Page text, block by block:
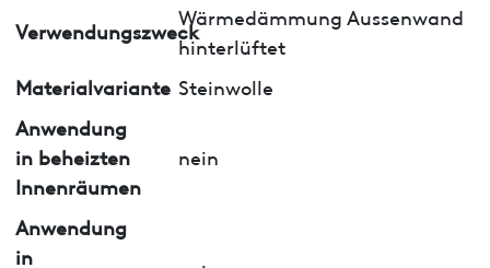
Verwendungszweck
Wärmedämmung Aussenwand
hinterlüftet
Materialvariante Steinwolle
Anwendung
in beheizten
Innenräumen
nein
Anwendung
in